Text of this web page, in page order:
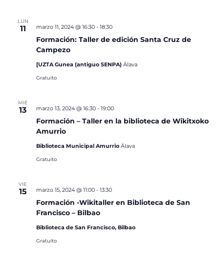
LUN
11
Formación: Taller de edición Santa Cruz de
Campezo
marzo 11, 2024 @ 16:30- 18:30
[UZTA Gunea (antiguo SENPA) Álava
Gratuito
MIÉ
13
Formación – Taller en la biblioteca de Wikitxoko
Amurrio
marzo 13, 2024 @ 16:30- 19:00
Biblioteca Municipal Amurrio Álava
Gratuito
VIE
15
Formación -Wikitaller en Biblioteca de San
Francisco – Bilbao
marzo 15, 2024 @ 11:00- 13:30
Biblioteca de San Francisco, Bilbao
Gratuito